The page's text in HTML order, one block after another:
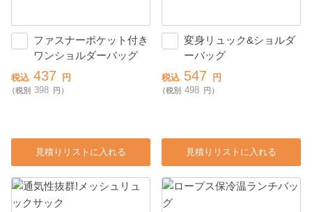
ファスナーポケット付き
ワンショルダーバッグ
税込 437 円
（税別 398 円）
見積りリストに入れる
変身リュック&ショルダ
ーバッグ
税込 547 円
（税別 498 円）
見積りリストに入れる